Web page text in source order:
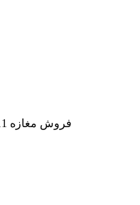
فروش مغازه 11 متر زیربنا طبقه كف نوساز ارتفاع4م